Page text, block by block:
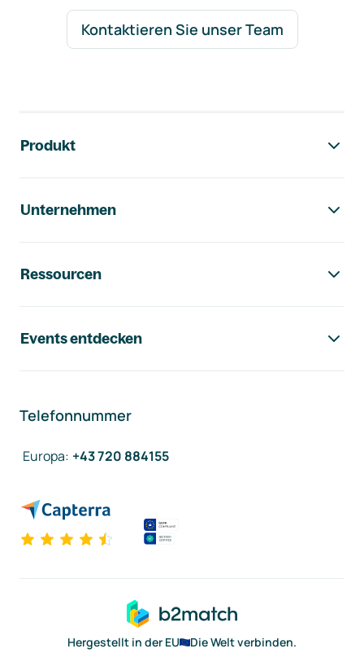
Kontaktieren Sie unser Team
Produkt
Unternehmen
Ressourcen
Events entdecken
Telefonnummer
Europa: +43 720 884155
Hergestellt in der EU
Die Welt verbinden.